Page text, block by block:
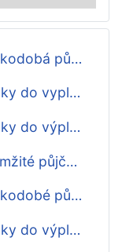
Krátkodobá půjčka do výplaty
Pujcky do vyplaty
Půjčky do výplaty
Okamžité půjčky do výplaty
Krátkodobé půjčky ihned do výplaty
Půjčky do výplaty ještě dnes